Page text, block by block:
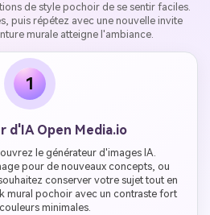
de style pochoir de se sentir faciles.
puis répétez avec une nouvelle invite
murale atteigne l'ambiance.
1
d'IA Open Media.io
le générateur d'images IA.
pour de nouveaux concepts, ou
conserver votre sujet tout en
mural pochoir avec un contraste fort
minimales.